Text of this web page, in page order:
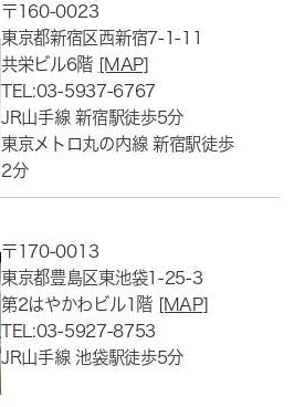
〒160-0023
東京都新宿区西新宿7-1-11
共栄ビル6階 [MAP]
TEL:03-5937-6767
JR山手線 新宿駅徒歩5分
東京メトロ丸の内線 新宿駅徒歩
2分
〒170-0013
東京都豊島区東池袋1-25-3
第2はやかわビル1階 [MAP]
TEL:03-5927-8753
JR山手線 池袋駅徒歩5分